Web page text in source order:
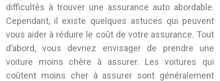
difficultés à trouver une assurance auto abordable.
Cependant, il existe quelques astuces qui peuvent
vous aider à réduire le coût de votre assurance. Tout
d’abord, vous devriez envisager de prendre une
voiture moins chère à assurer. Les voitures qui
coûtent moins cher à assurer sont généralement